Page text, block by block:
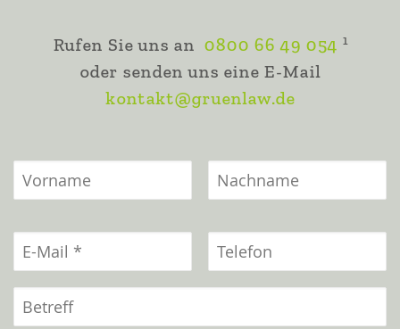
Rufen Sie uns an 0800 66 49 054 1
oder senden uns eine E-Mail
kontakt@gruenlaw.de